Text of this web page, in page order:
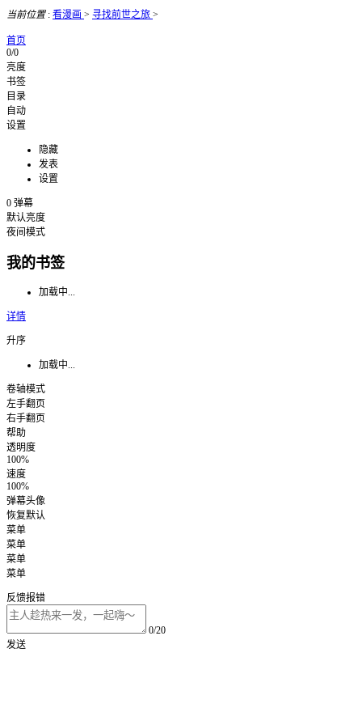
当前位置: 看漫画 > 寻找前世之旅 >
首页
0/0
亮度
书签
目录
自动
设置
隐藏
发表
设置
0 弹幕
默认亮度
夜间模式
我的书签
加载中...
详情
升序
加载中...
卷轴模式
左手翻页
右手翻页
帮助
透明度
100%
速度
100%
弹幕头像
恢复默认
菜单
菜单
菜单
菜单
反馈报错
0/20
发送